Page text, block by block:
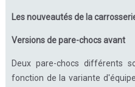
Les nouveautés de la
Versions de pare-chocs avant
Deux pare-chocs différents
fonction de la variante